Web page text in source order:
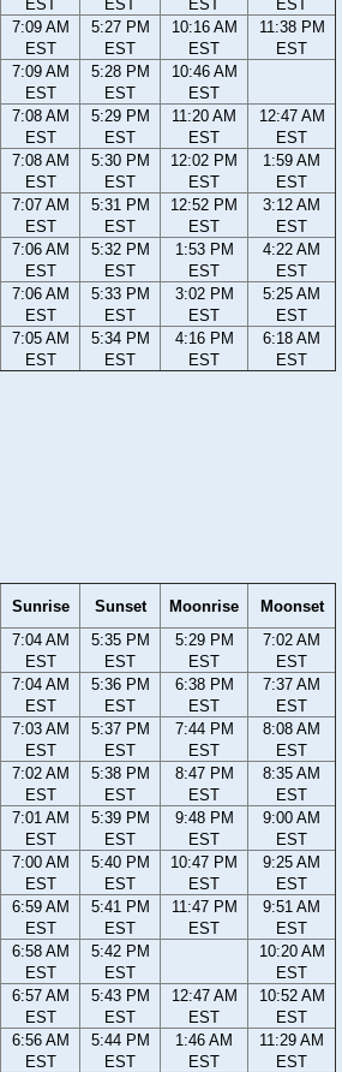
EST
EST
EST
EST
7:09 AM
EST
5:27 PM
EST
10:16 AM
EST
11:38 PM
EST
7:09 AM
EST
5:28 PM
EST
10:46 AM
EST
7:08 AM
EST
5:29 PM
EST
11:20 AM
EST
12:47 AM
EST
7:08 AM
EST
5:30 PM
EST
12:02 PM
EST
1:59 AM
EST
7:07 AM
EST
5:31 PM
EST
12:52 PM
EST
3:12 AM
EST
7:06 AM
EST
5:32 PM
EST
1:53 PM
EST
4:22 AM
EST
7:06 AM
EST
5:33 PM
EST
3:02 PM
EST
5:25 AM
EST
7:05 AM
EST
5:34 PM
EST
4:16 PM
EST
6:18 AM
EST
Sunrise Sunset Moonrise
Moonset
7:04 AM
EST
5:35 PM
EST
5:29 PM
EST
7:02 AM
EST
7:04 AM
EST
5:36 PM
EST
6:38 PM
EST
7:37 AM
EST
7:03 AM
EST
5:37 PM
EST
7:44 PM
EST
8:08 AM
EST
7:02 AM
EST
5:38 PM
EST
8:47 PM
EST
8:35 AM
EST
7:01 AM
EST
5:39 PM
EST
9:48 PM
EST
9:00 AM
EST
7:00 AM
EST
5:40 PM
EST
10:47 PM
EST
9:25 AM
EST
6:59 AM
EST
5:41 PM
EST
11:47 PM
EST
9:51 AM
EST
6:58 AM
EST
5:42 PM
EST
10:20 AM
EST
6:57 AM
EST
5:43 PM
EST
12:47 AM
EST
10:52 AM
EST
6:56 AM
EST
5:44 PM
EST
1:46 AM
EST
11:29 AM
EST